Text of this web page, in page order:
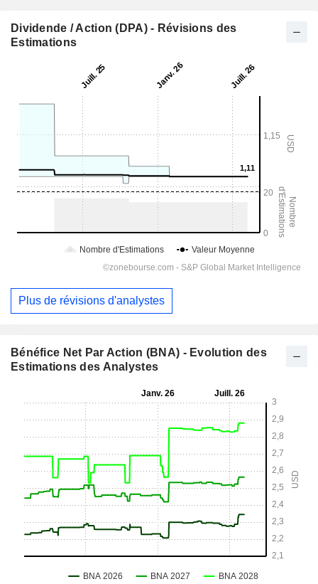
Dividende / Action (DPA) - Révisions des
Estimations
Plus de révisions d'analystes
Bénéfice Net Par Action (BNA) - Evolution des
Estimations des Analystes